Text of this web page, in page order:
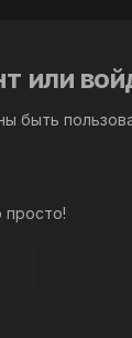
или
быть
просто!